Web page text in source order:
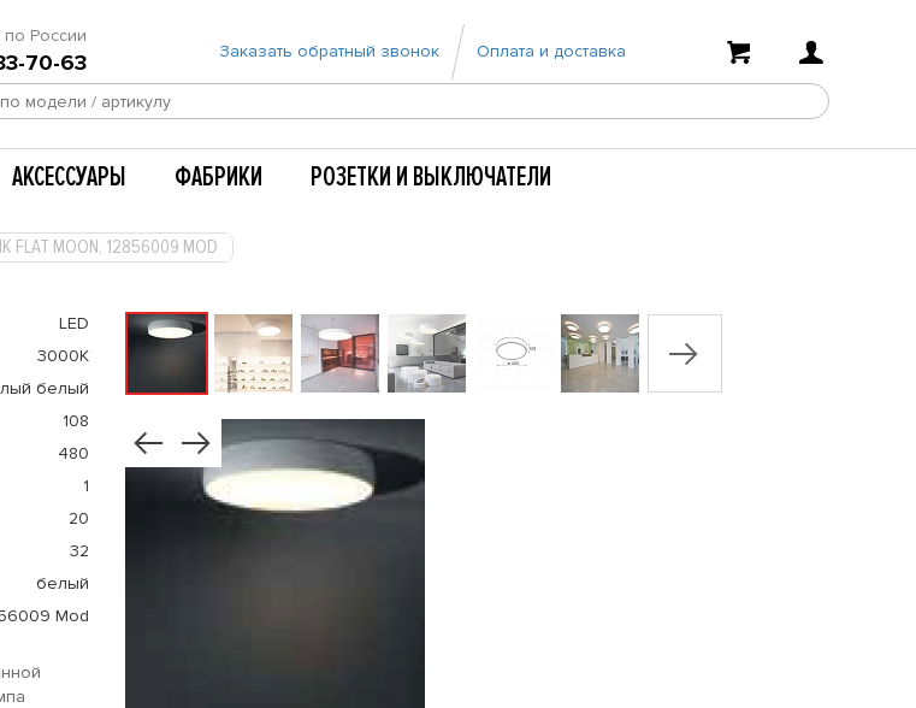
по России
70-63 Заказать обратный звонок Оплата и доставка
АКСЕССУАРЫ ФАБРИКИ РОЗЕТКИ И ВЫКЛЮЧАТЕЛИ
MOON, 12856009 MOD
LED
3000К
белый
108
480
1
20
32
белый
Mod